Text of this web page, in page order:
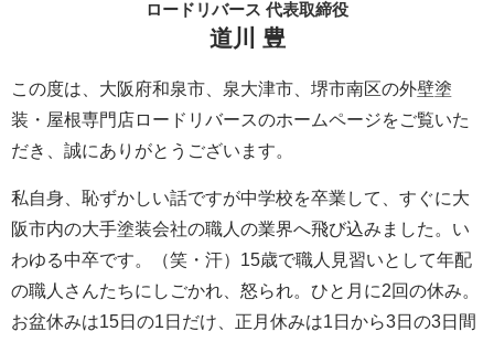
ロードリバース 代表取締役
道川 豊
この度は、大阪府和泉市、泉大津市、堺市南区の外壁塗
装・屋根専門店ロードリバースのホームページをご覧いた
だき、誠にありがとうございます。
私自身、恥ずかしい話ですが中学校を卒業して、すぐに大
阪市内の大手塗装会社の職人の業界へ飛び込みました。い
わゆる中卒です。（笑・汗）15歳で職人見習いとして年配
の職人さんたちにしごかれ、怒られ。ひと月に2回の休み。
お盆休みは15日の1日だけ、正月休みは1日から3日の3日間